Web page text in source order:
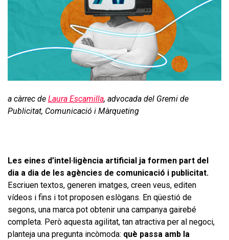
a càrrec de Laura Escamilla, advocada del Gremi de
Publicitat, Comunicació i Màrqueting
Les eines d’intel·ligència artificial ja formen part del
dia a dia de les agències de comunicació i publicitat.
Escriuen textos, generen imatges, creen veus, editen
vídeos i fins i tot proposen eslògans. En qüestió de
segons, una marca pot obtenir una campanya gairebé
completa. Però aquesta agilitat, tan atractiva per al negoci,
planteja una pregunta incòmoda: què passa amb la